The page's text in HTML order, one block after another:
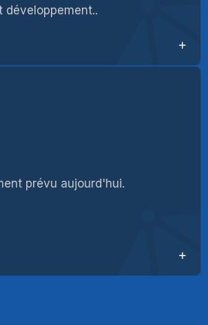
développement..
prévu aujourd'hui.